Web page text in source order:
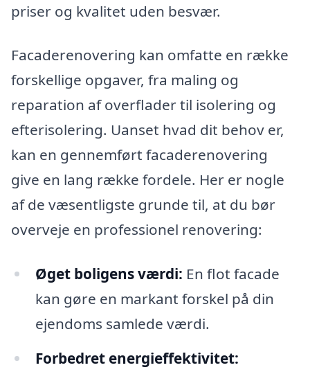
priser og kvalitet uden besvær.
Facaderenovering kan omfatte en række
forskellige opgaver, fra maling og
reparation af overflader til isolering og
efterisolering. Uanset hvad dit behov er,
kan en gennemført facaderenovering
give en lang række fordele. Her er nogle
af de væsentligste grunde til, at du bør
overveje en professionel renovering:
Øget boligens værdi: En flot facade
kan gøre en markant forskel på din
ejendoms samlede værdi.
Forbedret energieffektivitet: